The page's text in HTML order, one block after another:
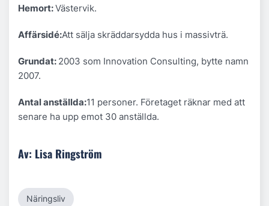
Hemort:Västervik.
Affärsidé:Att sälja skräddarsydda hus i massivträ.
Grundat: 2003 som Innovation Consulting, bytte namn
2007.
Antal anställda:11 personer. Företaget räknar med att
senare ha upp emot 30 anställda.
Av: Lisa Ringström
Näringsliv